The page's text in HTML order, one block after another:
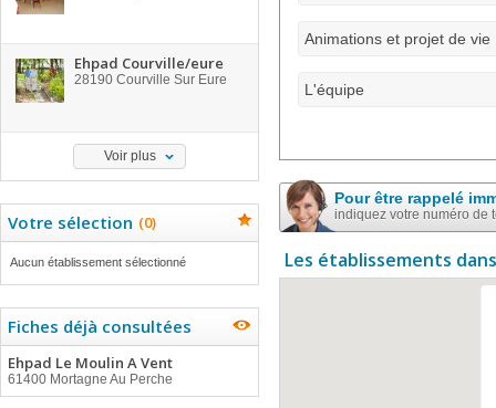
Ehpad Courville/eure
28190 Courville Sur Eure
Voir plus
Votre sélection (0)
Aucun établissement sélectionné
Fiches déjà consultées
Ehpad Le Moulin A Vent
61400 Mortagne Au Perche
Animations et projet de vie
L'équipe
Pour être rappelé
indiquez votre numéro de
Les établissements